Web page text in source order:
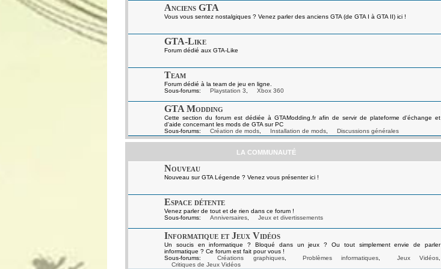
Anciens GTA
Vous vous sentez nostalgiques ? Venez parler des anciens GTA (de GTA I à GTA II) ici !
GTA-Like
Forum dédié aux GTA-Like
Team
Forum dédié à la team de jeu en ligne.
Sous-forums:
Playstation 3 Xbox 360
GTA Modding
Cette section du forum est dédiée à GTAModding.fr afin de servir de plateforme d'échange et
d'aide concernant les mods de GTA sur PC
Sous-forums:
Création de mods Installation de mods Discussions générales
LA COMMUNAUTÉ
Nouveau
Nouveau sur GTA Légende ? Venez vous présenter ici !
Espace détente
Venez parler de tout et de rien dans ce forum !
Sous-forums:
Anniversaires Jeux et divertissements
Informatique et Jeux Vidéos
Un soucis en informatique ? Bloqué dans un jeux ? Ou tout simplement envie de parler
informatique ? Ce forum est fait pour vous !
Sous-forums:
Créations graphiques, Problèmes informatiques Jeux Vidéos
Critiques de Jeux Vidéos